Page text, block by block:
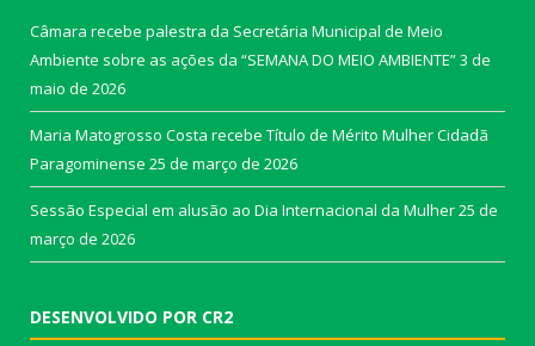
Câmara recebe palestra da Secretária Municipal de Meio
Ambiente sobre as ações da “SEMANA DO MEIO AMBIENTE”3 de
maio de 2026
Maria Matogrosso Costa recebe Título de Mérito Mulher Cidadã
Paragominense 25 de março de 2026
Sessão Especial em alusão ao Dia Internacional da Mulher25 de
março de 2026
DESENVOLVIDO POR CR2